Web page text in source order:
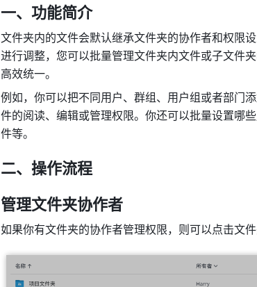
一、功能简介
文件夹内的文件会默认继承文件夹的协作者和权限
进行调整，您可以批量管理文件夹内文件或子文件
高效统一。
例如，你可以把不同用户、群组、用户组或者部门
件的阅读、编辑或管理权限。你还可以批量设置哪
件等。
二、操作流程
管理文件夹协作者
如果你有文件夹的协作者管理权限，则可以点击文